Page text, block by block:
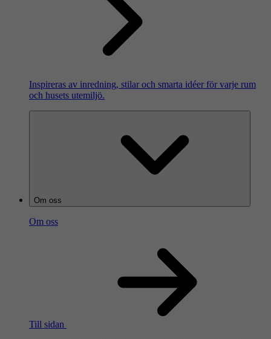
Inspireras av inredning, stilar och smarta idéer för varje rum
och husets utemiljö.
Om oss
Om oss
Till sidan